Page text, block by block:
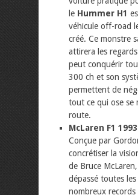
le Hummer H1
véhicule off-road
créé. Ce monstre
attirera les
peut conquérir
300 ch et son
permettent de
tout ce qui ose se
route.
McLaren F1 1993
Conçue par
concrétiser la
de Bruce
dépassé toutes
nombreux records